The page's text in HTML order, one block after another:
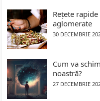
Rețete
aglomerate
30 DECEMBRIE
Cum va
noastră?
27 DECEMBRIE